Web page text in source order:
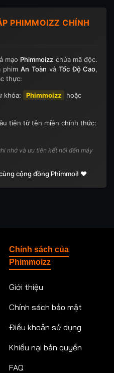
PHIMMOIZZ CHÍNH
mạo Phimmoizz chứa mã độc.
phimAn Toàn vàTốc Độ Cao,
thực:
khóa: Phimmoizz
hoặc
tiên từ tên miền chính thức:
nhớ và ưu tiên kết nối đến máy
cộng đồng Phimmoi! ❤️
Chính sách của
Phimmoizz
Giới thiệu
Chính sách bảo mật
Điều khoản sử dụng
Khiếu nại bản quyền
FAQ